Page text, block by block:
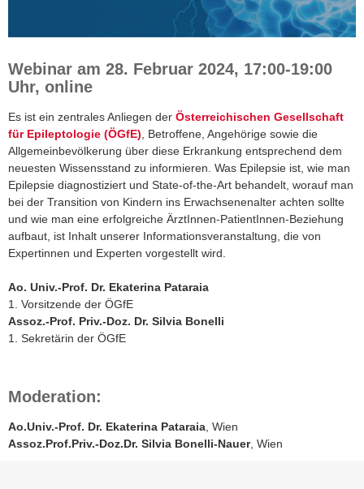
Webinar am 28. Februar 2024, 17:00-19:00
Uhr, online
Es ist ein zentrales Anliegen der Österreichischen Gesellschaft
für Epileptologie (ÖGfE) , Betroffene, Angehörige sowie die
Allgemeinbevölkerung über diese Erkrankung entsprechend dem
neuesten Wissensstand zu informieren. Was Epilepsie ist, wie man
Epilepsie diagnostiziert und State-of-the-Art behandelt, worauf man
bei der Transition von Kindern ins Erwachsenenalter achten sollte
und wie man eine erfolgreiche ÄrztInnen-PatientInnen-Beziehung
aufbaut, ist Inhalt unserer Informationsveranstaltung, die von
Expertinnen und Experten vorgestellt wird.
Ao. Univ.-Prof. Dr. Ekaterina Pataraia
1. Vorsitzende der ÖGfE
Assoz.-Prof. Priv.-Doz. Dr. Silvia Bonelli
1. Sekretärin der ÖGfE
Moderation:
Ao.Univ.-Prof. Dr. Ekaterina Pataraia , Wien
Assoz.Prof.Priv.-Doz.Dr. Silvia Bonelli-Nauer, Wien